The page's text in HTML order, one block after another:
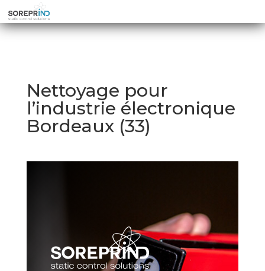
Nettoyage pour
l’industrie électronique
Bordeaux (33)